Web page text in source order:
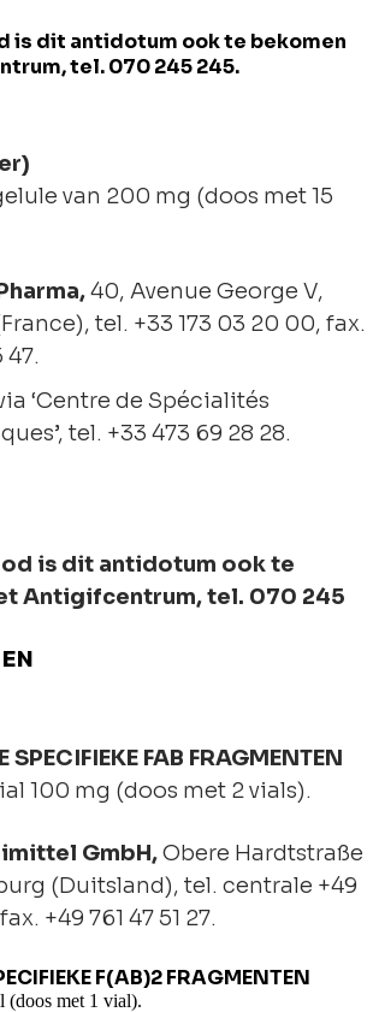
is dit antidotum ook te bekomen
tel. 070 245 245.
van 200 mg (doos met 15
40, Avenue George V,
tel. +33 173 03 20 00, fax.
47.
‘Centre de Spécialités
tel. +33 473 69 28 28.
is dit antidotum ook te
Antigifcentrum, tel. 070 245
FAB FRAGMENTEN
100 mg (doos met 2 vials).
GmbH,Obere Hardtstraße
(Duitsland), tel. centrale +49
+49 761 47 51 27.
F(AB)2 FRAGMENTEN
met 1 vial).